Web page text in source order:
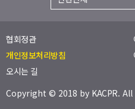
협회정관
개인정보처리방침
오시는 길
Copyright © 2018 by KACPR.